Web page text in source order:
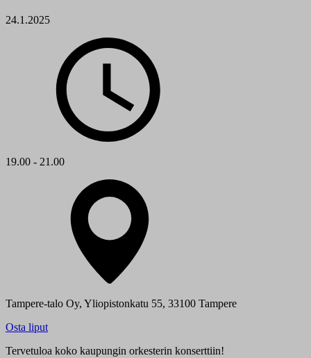
24.1.2025
19.00 - 21.00
Tampere-talo Oy, Yliopistonkatu 55, 33100 Tampere
Osta liput
Tervetuloa koko kaupungin orkesterin konserttiin!